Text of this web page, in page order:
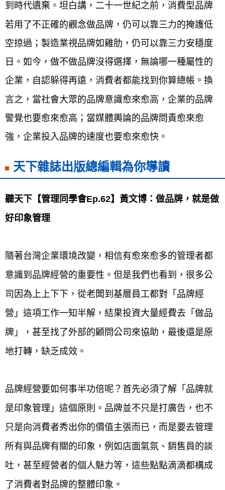
到時代遺棄。坦白講，二十一世紀之前，消費型品牌
若用了不正確的觀念做品牌，仍可以靠三力的掩護低
空掠過；製造業視品牌如雞肋，仍可以靠三力安穩度
日。如今，做不做品牌沒得選擇，無論哪一種屬性的
企業，自認躲得再遠，消費者都能找到你算總帳。換
言之，當社會大眾的品牌意識愈來愈高，企業的品牌
警覺也要愈來愈高；當媒體輿論的品牌問責愈來愈
強，企業投入品牌的速度也要愈來愈快。
天下雜誌出版總編輯為你導讀
聽天下【管理同學會Ep.62】黃文博：做品牌，就是做
好印象管理
隨著台灣企業環境改變，相信有愈來愈多的管理者都
意識到品牌經營的重要性。但是我們也看到，很多公
司因為上上下下，從老闆到基層員工都對「品牌經
營」這項工作一知半解，結果投資大量經費去「做品
牌」，甚至找了外部的顧問公司來協助，最後還是原
地打轉，缺乏成效。
品牌經營要如何事半功倍呢？首先必須了解「品牌就
是印象管理」這個原則。品牌並不只是打廣告，也不
只是向消費者秀出你的價值主張而已，而是要去管理
所有與品牌有關的印象，例如店面氣氛、銷售員的談
吐，甚至經營者的個人魅力等，這些點點滴滴都構成
了消費者對品牌的整體印象。